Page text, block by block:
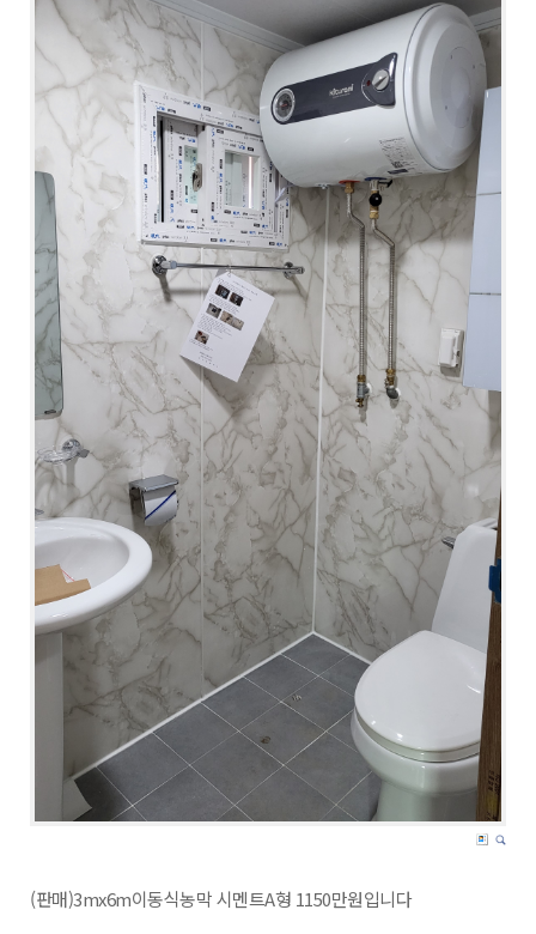
(판매)3mx6m이동식농막 시멘트A형 1150만원입니다